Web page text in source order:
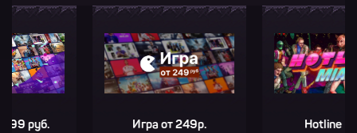
Игра от 249р. Hotline Miami